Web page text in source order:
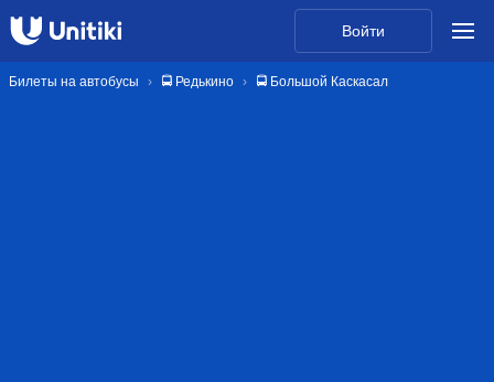
Войти
Билеты на автобусы 🚍 Редькино 🚍 Большой Каскасал